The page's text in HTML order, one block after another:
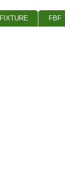
FIXTURE FBF